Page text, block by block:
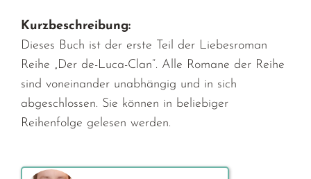
Kurzbeschreibung:
Dieses Buch ist der erste Teil der Liebesroman
Reihe „Der de-Luca-Clan“. Alle Romane der Reihe
sind voneinander unabhängig und in sich
abgeschlossen. Sie können in beliebiger
Reihenfolge gelesen werden.